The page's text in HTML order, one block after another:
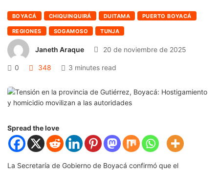
BOYACÁ CHIQUINQUIRÁ DUITAMA PUERTO BOYACÁ
REGIONES SOGAMOSO TUNJA
Janeth Araque 20 de noviembre de 2025
0 348 3 minutes read
Spread the love
La Secretaría de Gobierno de Boyacá confirmó que el